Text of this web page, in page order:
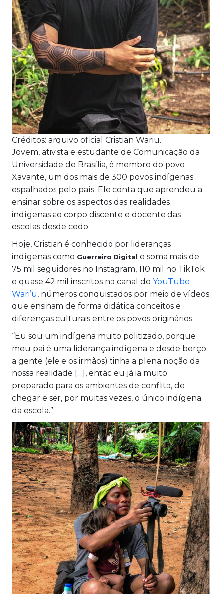
Créditos: arquivo oficial Cristian Wariu.
Jovem, ativista e estudante de Comunicação da
Universidade de Brasília, é membro do povo
Xavante, um dos mais de 300 povos indígenas
espalhados pelo país. Ele conta que aprendeu a
ensinar sobre os aspectos das realidades
indígenas ao corpo discente e docente das
escolas desde cedo.
Hoje, Cristian é conhecido por lideranças
indígenas como Guerreiro Digital e soma mais de
75 mil seguidores no Instagram, 110 mil no TikTok
e quase 42 mil inscritos no canal do YouTube
Wari’u, números conquistados por meio de vídeos
que ensinam de forma didática conceitos e
diferenças culturais entre os povos originários.
“Eu sou um indígena muito politizado, porque
meu pai é uma liderança indígena e desde berço
a gente (ele e os irmãos) tinha a plena noção da
nossa realidade […], então eu já ia muito
preparado para os ambientes de conflito, de
chegar e ser, por muitas vezes, o único indígena
da escola.”